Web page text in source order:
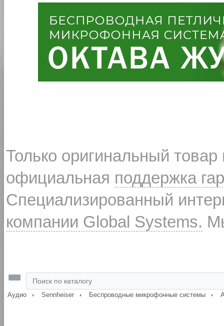
Только оригинальный
официальная поддержка
Специализированный
компании Global Systems.
Аудио Sennheiser Беспроводные микрофонные системы